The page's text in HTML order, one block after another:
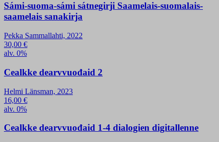
Sámi-suoma-sámi sátnegirji Saamelais-suomalais-
saamelais sanakirja
Pekka Sammallahti, 2022
30,00 €
alv. 0%
Cealkke dearvvuođaid 2
Helmi Länsman, 2023
16,00 €
alv. 0%
Cealkke dearvvuođaid 1-4 dialogien digitallenne